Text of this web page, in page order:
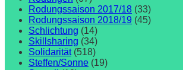
Rodungssaison 2017/18 (33)
Rodungssaison 2018/19 (45)
Schlichtung (14)
Skillsharing (34)
Solidarität (518)
Steffen/Sonne (19)